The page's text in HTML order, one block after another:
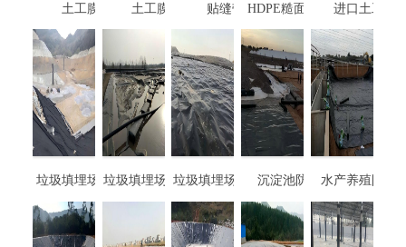
土工膜袋 土工膜袋 贴缝带
HDPE糙面土工膜
（单面 双面）
进口土工膜
垃圾填埋场专用土
工膜
垃圾填埋场-渗滤液垃圾填埋场-垃圾覆
盖土工膜
沉淀池防渗膜水产养殖防渗